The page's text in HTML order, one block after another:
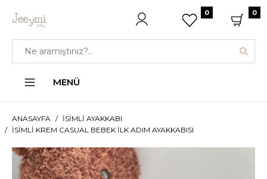
0 0
MENÜ
ANASAYFA
İSIMLI AYAKKABI
İSIMLI KREM CASUAL BEBEK İLK ADIM AYAKKABISI